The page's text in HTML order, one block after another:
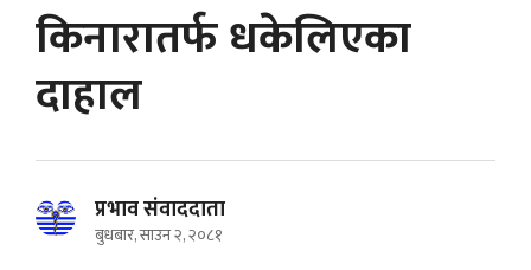
किनारातर्फ धकेलिएका
दाहाल
प्रभाव संवाददाता
बुधबार, साउन २, २०८१